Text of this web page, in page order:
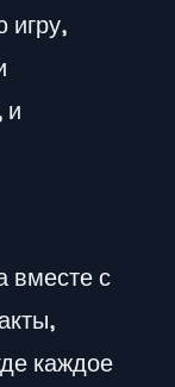
игру,
и
вместе с
каждое